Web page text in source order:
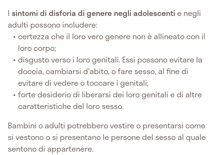
I sintomi di disforia di genere negli adolescentie negli
adulti possono includere:
certezza che il loro vero genere non è allineato con il
loro corpo;
disgusto verso i loro genitali. Essi possono evitare la
doccia, cambiarsi d'abito, o fare sesso, al fine di
evitare di vedere o toccare i genitali;
forte desiderio di liberarsi dei loro genitali e di altre
caratteristiche del loro sesso.
Bambini o adulti potrebbero vestire o presentarsi come
si vestono o si presentano le persone del sesso al quale
sentono di appartenere.